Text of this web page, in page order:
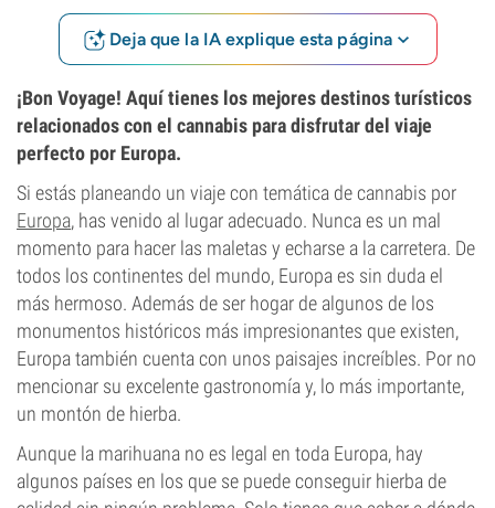
Deja que la IA explique esta página
¡Bon Voyage! Aquí tienes los mejores destinos turísticos
relacionados con el cannabis para disfrutar del viaje
perfecto por Europa.
Si estás planeando un viaje con temática de cannabis por
Europa, has venido al lugar adecuado. Nunca es un mal
momento para hacer las maletas y echarse a la carretera. De
todos los continentes del mundo, Europa es sin duda el
más hermoso. Además de ser hogar de algunos de los
monumentos históricos más impresionantes que existen,
Europa también cuenta con unos paisajes increíbles. Por no
mencionar su excelente gastronomía y, lo más importante,
un montón de hierba.
Aunque la marihuana no es legal en toda Europa, hay
algunos países en los que se puede conseguir hierba de